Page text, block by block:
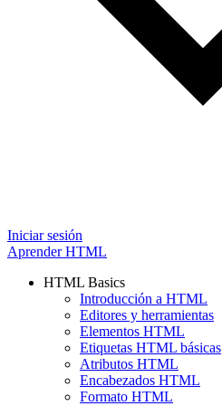
Iniciar sesión
Aprender HTML
HTML Basics
Introducción a HTML
Editores y herramientas
Elementos HTML
Etiquetas HTML básicas
Atributos HTML
Encabezados HTML
Formato HTML